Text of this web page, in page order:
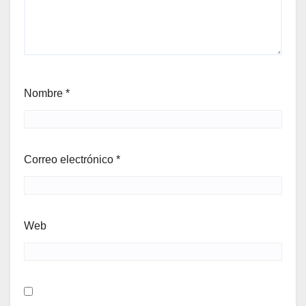
Nombre *
Correo electrónico *
Web